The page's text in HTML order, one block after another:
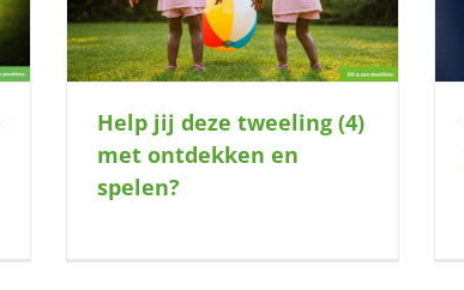
Help jij deze tweeling (4)
met ontdekken en
spelen?